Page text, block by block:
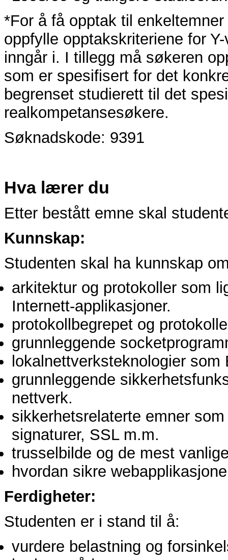
*For å få opptak til
oppfylle opptakskriteriene for
inngår i. I tillegg må søkeren
som er spesifisert for det
begrenset studierett til det
realkompetansesøkere.
Søknadskode: 9391
Hva lærer du
Etter bestått emne skal
Kunnskap:
Studenten skal ha kunnskap
arkitektur og protokoller som
Internett-applikasjoner.
protokollbegrepet og
grunnleggende
lokalnettverksteknologier
grunnleggende
nettverk.
sikkerhetsrelaterte emner
signaturer, SSL m.m.
trusselbilde og de mest
hvordan sikre
Ferdigheter:
Studenten er i stand til å:
vurdere belastning og